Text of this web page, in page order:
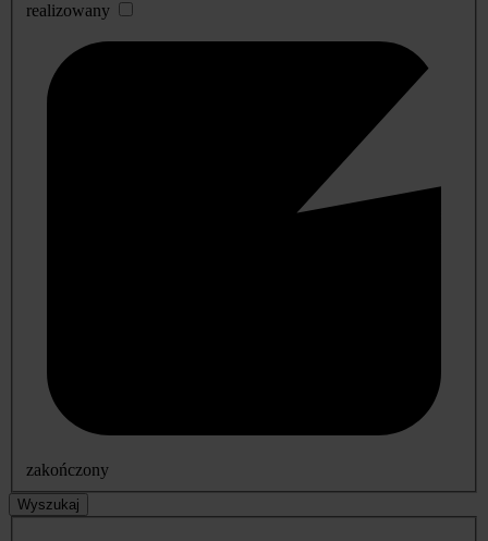
realizowany
zakończony
Wyszukaj